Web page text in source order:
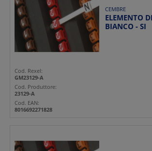
Ordina per CEMBRE
ELEMENTO
BIANCO - SI
Cod. Rexel:
GM23129-A
Cod. Produttore:
23129-A
Cod. EAN:
8016692271828